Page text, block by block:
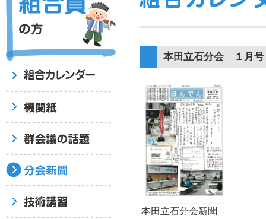
本田立石分会 １月
本田立石分会新聞